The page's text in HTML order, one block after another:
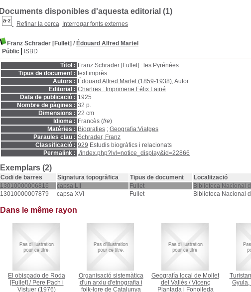
Documents disponibles d'aquesta editorial (1)
Refinar la cerca Interrogar fonts externes
Franz Schrader [Fullet] / Édouard Alfred Martel
Públic
ISBD
Títol : Franz Schrader [Fullet] : les Pyrénées
Tipus de document : text imprès
Autors : Édouard Alfred Martel (1859-1938), Autor
Editorial : Chartres : Imprimerie Félix Lainé
Data de publicació : 1925
Nombre de pàgines : 32 p.
Dimensions : 22 cm
Idioma : Francès (fre)
Matèries : Biografies ; Geografia:Viatges
Paraules clau : Schrader, Franz
Classificació : 929 Estudis biogràfics i relacionats
Permalink : ./index.php?lvl=notice_display&id=22866
Exemplars (2)
Codi de barres Signatura topogràfica Tipus de document Localització
13010000006816
capsa LII Fullet Biblioteca Nacional
13010000007879
capsa XVI Fullet Biblioteca Nacional
Dans le même rayon
El obispado de Roda
[Fullet] / Pere Pach i
Vistuer (1976)
Organisació sistemàtica
d'un arxiu d'etnografia i
folk-lore de Catalunya
Geografía local de Mollet
del Vallés/Vicenç
Plantada i Fonolleda
Gyula,